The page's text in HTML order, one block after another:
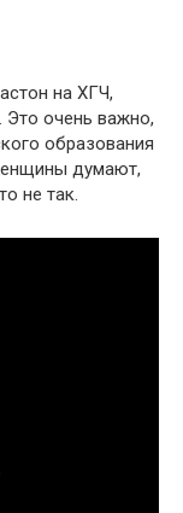
на ХГЧ,
Это очень важно,
образования
думают,
не так.